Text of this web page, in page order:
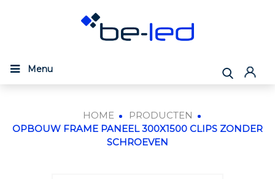
Menu
HOME
PRODUCTEN
OPBOUW FRAME PANEEL 300X1500 CLIPS ZONDER
SCHROEVEN